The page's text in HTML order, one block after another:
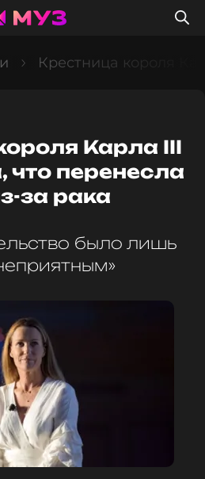
Крестница короля
Карла III
что перенесла
за рака
было лишь